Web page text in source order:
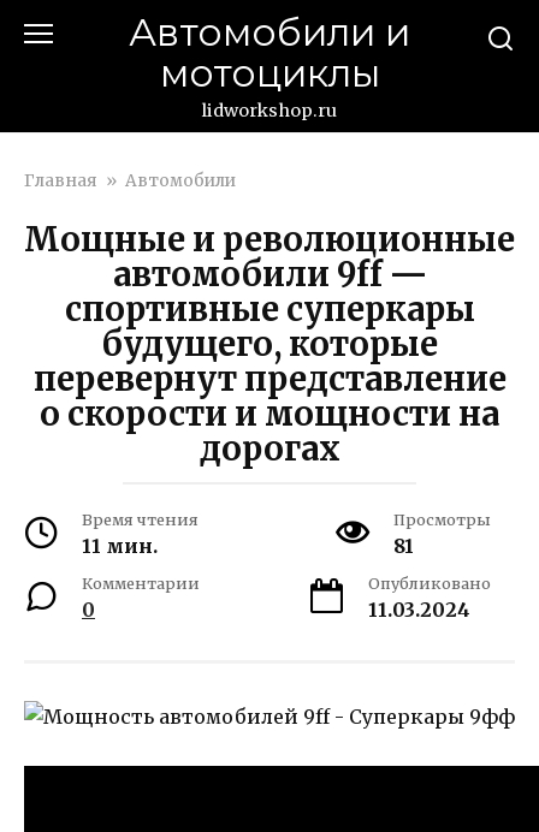
Автомобили и
мотоциклы
lidworkshop.ru
Главная » Автомобили
Мощные и революционные
автомобили 9ff —
спортивные суперкары
будущего, которые
перевернут представление
о скорости и мощности на
дорогах
Время чтения
11 мин.
Просмотры
81
Комментарии
0
Опубликовано
11.03.2024